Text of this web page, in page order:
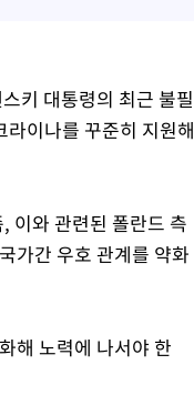
키 대통령의 최근 불필
이나를 꾸준히 지원해
이와 관련된 폴란드 측
가간 우호 관계를 약화
해 노력에 나서야 한